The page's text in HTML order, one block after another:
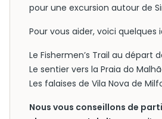
pour une excursion autour de
Pour vous aider, voici quelques
Le Fishermen’s Trail au départ
Le sentier vers la Praia do
Les falaises de Vila Nova de
Nous vous conseillons de